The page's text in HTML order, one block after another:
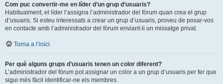
Com puc convertir-me en líder d’un grup d’usuaris?
Habitualment, el líder l’assigna l’administrador del fòrum quan crea el grup
d’usuaris. Si esteu interessats a crear un grup d’usuaris, proveu de posar-vos
en contacte amb l’administrador del fòrum enviant-li un missatge privat.
Torna a l’inici
Per què alguns grups d’usuaris tenen un color diferent?
L’administrador del fòrum pot assignar un color a un grup d’usuaris per fer que
sigui més fàcil identificar-ne els membres.